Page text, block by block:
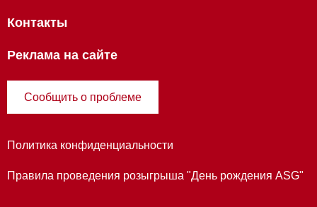
Контакты
Реклама на сайте
Сообщить о проблеме
Политика конфиденциальности
Правила проведения розыгрыша "День рождения ASG"